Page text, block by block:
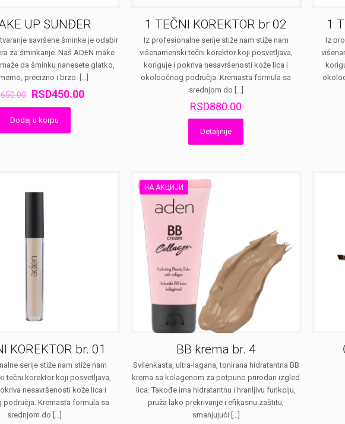
UP SUNĐER
savršene šminke je odabir
za šminkanje. Naš ADEN make
da šminku nanesete glatko,
precizno i brzo. […]
650.00
Оригинална
цена
је
била:
RSD450.00Тренутна
Dodaj u korpu
1 TEČNI KOREKTOR br 02
Iz profesionalne serije stiže nam stiže nam
višenamenski tečni korektor koji posvetljava,
koriguje i pokriva nesavršenosti kože lica i
okoloočnog područja. Kremasta formula sa
srednjom do […]
RSD880.00
Detaljnije
1
Iz
KOREKTOR br. 01
serije stiže nam stiže nam
tečni korektor koji posvetljava,
nesavršenosti kože lica i
Kremasta formula sa
srednjom do […]
НА АКЦИЈИ
BB krema br. 4
Svilenkasta, ultra-lagana, tonirana hidratantna BB
krema sa kolagenom za potpuno prirodan izgled
lica. Takođe ima hidratantnu i hranljivu funkciju,
pruža lako prekrivanje i efikasnu zaštitu,
smanjujući […]